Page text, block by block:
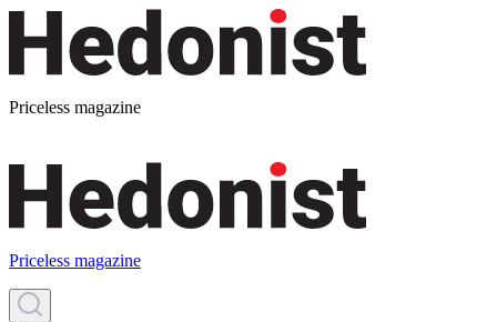
Priceless magazine
Priceless magazine